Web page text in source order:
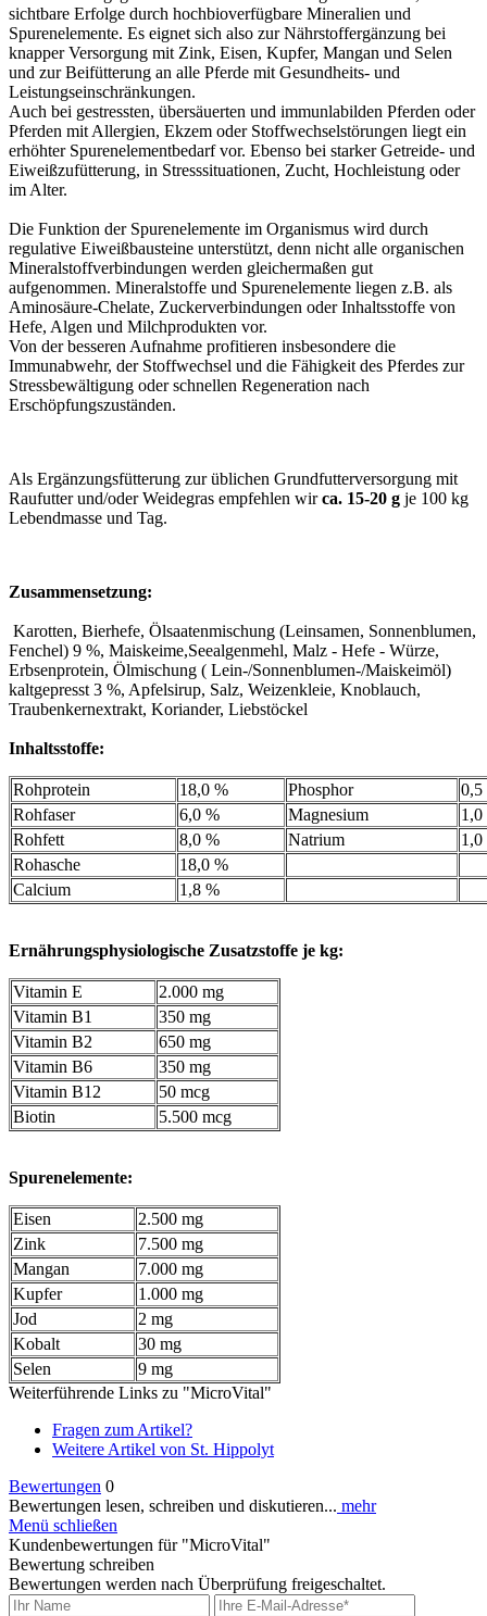
sichtbare Erfolge durch hochbioverfügbare Mineralien und
Spurenelemente. Es eignet sich also zur Nährstoffergänzung bei
knapper Versorgung mit Zink, Eisen, Kupfer, Mangan und Selen
und zur Beifütterung an alle Pferde mit Gesundheits- und
Leistungseinschränkungen.
Auch bei gestressten, übersäuerten und immunlabilden Pferden oder
Pferden mit Allergien, Ekzem oder Stoffwechselstörungen liegt ein
erhöhter Spurenelementbedarf vor. Ebenso bei starker Getreide- und
Eiweißzufütterung, in Stresssituationen, Zucht, Hochleistung oder
im Alter.
Die Funktion der Spurenelemente im Organismus wird durch
regulative Eiweißbausteine unterstützt, denn nicht alle organischen
Mineralstoffverbindungen werden gleichermaßen gut
aufgenommen. Mineralstoffe und Spurenelemente liegen z.B. als
Aminosäure-Chelate, Zuckerverbindungen oder Inhaltsstoffe von
Hefe, Algen und Milchprodukten vor.
Von der besseren Aufnahme profitieren insbesondere die
Immunabwehr, der Stoffwechsel und die Fähigkeit des Pferdes zur
Stressbewältigung oder schnellen Regeneration nach
Erschöpfungszuständen.
Als Ergänzungsfütterung zur üblichen Grundfutterversorgung mit
Raufutter und/oder Weidegras empfehlen wirca. 15-20 g je 100 kg
Lebendmasse und Tag.
Zusammensetzung:
Karotten, Bierhefe, Ölsaatenmischung (Leinsamen, Sonnenblumen,
Fenchel) 9 %, Maiskeime,Seealgenmehl, Malz - Hefe - Würze,
Erbsenprotein, Ölmischung ( Lein-/Sonnenblumen-/Maiskeimöl)
kaltgepresst 3 %, Apfelsirup, Salz, Weizenkleie, Knoblauch,
Traubenkernextrakt, Koriander, Liebstöckel
Inhaltsstoffe:
Rohprotein 18,0 % Phosphor
0,5
Rohfaser
6,0 % Magnesium
1,0
Rohfett
8,0 % Natrium
1,0
Rohasche
18,0 %
Calcium
1,8 %
Ernährungsphysiologische Zusatzstoffe je kg:
Vitamin E
2.000 mg
Vitamin B1
350 mg
Vitamin B2
650 mg
Vitamin B6
350 mg
Vitamin B12
50 mcg
Biotin
5.500 mcg
Spurenelemente:
Eisen
2.500 mg
Zink
7.500 mg
Mangan
7.000 mg
Kupfer
1.000 mg
Jod
2 mg
Kobalt
30 mg
Selen
9 mg
Weiterführende Links zu "MicroVital"
Fragen zum Artikel?
Weitere Artikel von St. Hippolyt
Bewertungen 0
Bewertungen lesen, schreiben und diskutieren... mehr
Menü schließen
Kundenbewertungen für "MicroVital"
Bewertung schreiben
Bewertungen werden nach Überprüfung freigeschaltet.